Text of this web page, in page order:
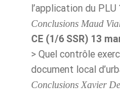
l’application du PLU
Conclusions Maud
CE (1/6 SSR) 13
> Quel contrôle
document local
Conclusions Xavier